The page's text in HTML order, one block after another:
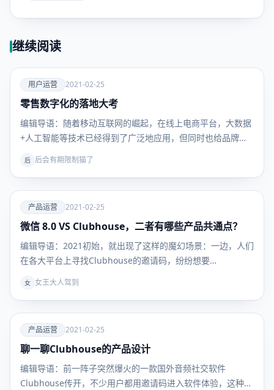
继续阅读
爱
用户运
营
用户运营 2021-02-25
零售数字化的落地大考
编辑导语：随着移动互联网的崛起，在线上电商平台，大数据
+人工智能等技术已经得到了广泛地应用，但同时也给品牌商
后 后会有期限制猫了
爱
产品运
营
产品运营 2021-02-25
微信 8.0 VS Clubhouse，二者有哪些产品共通点？
编辑导语：2021初始，就出现了这样的魔幻场景：一边，人们
在各大平台上寻找Clubhouse的邀请码，纷纷想要…
女 女王大人驾到
爱
产品运
产品运营 2021-02-25
聊一聊Clubhouse的产品设计
编辑导语：前一阵子突然爆火的一款国外音频社交软件
Clubhouse传开，不少用户都用邀请码进入软件体验，这种